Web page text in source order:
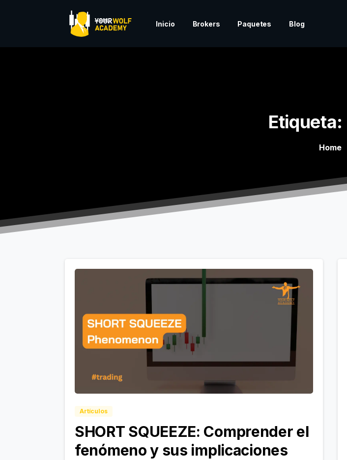
Inicio Brokers Paquetes Blog
Etiqueta:
Home
Artículos
SHORT SQUEEZE: Comprender el
fenómeno y sus implicaciones